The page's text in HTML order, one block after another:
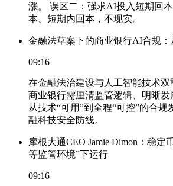
涨。 误区二：强求AI投入短期回
本、短期内回本，不现实。
金融法草案下的商业银行AI合规：
09:16
在金融法治建设与人工智能技术双
商业银行需厘清监管逻辑、明晰发
从技术“可用”到全程“可控”的合规
融科技安全防线。
摩根大通CEO Jamie Dimon：稳定
等监管环境”下运行
09:16